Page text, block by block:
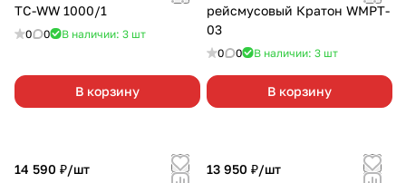
TC-WW 1000/1
0 0 В наличии: 3 шт
В корзину
рейсмусовый Кратон WMPT-
03
0 0 В наличии: 3 шт
В корзину
14 590 ₽/шт
13 950 ₽/шт